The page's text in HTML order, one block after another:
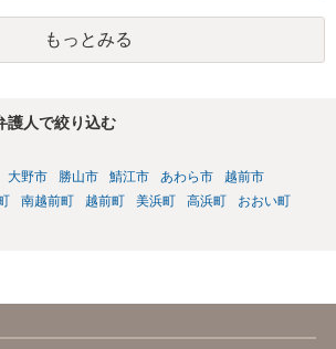
もっとみる
護人で絞り込む
大野市 勝山市 鯖江市 あわら市
越前市
南越前町 越前町 美浜町 高浜町
おおい町